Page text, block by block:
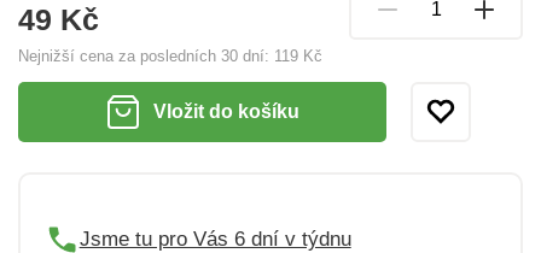
49 Kč
Nejnižší cena za posledních 30 dní: 119 Kč
Vložit do košíku
Jsme tu pro Vás 6 dní v týdnu